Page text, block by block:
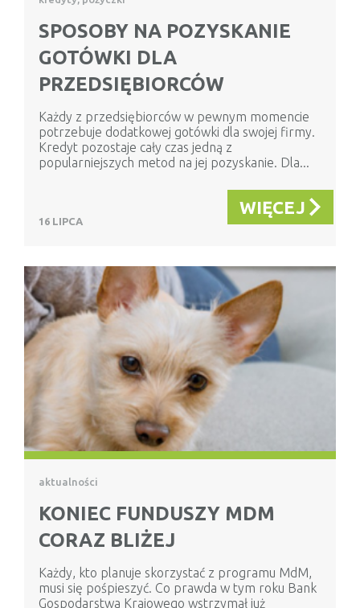
SPOSOBY NA POZYSKANIE
GOTÓWKI DLA
PRZEDSIĘBIORCÓW
Każdy z przedsiębiorców w pewnym momencie
potrzebuje dodatkowej gotówki dla swojej firmy.
Kredyt pozostaje cały czas jedną z
popularniejszych metod na jej pozyskanie. Dla...
16 LIPCA
WIĘCEJ
aktualności
KONIEC FUNDUSZY MDM
CORAZ BLIŻEJ
Każdy, kto planuje skorzystać z programu MdM,
musi się pośpieszyć. Co prawda w tym roku Bank
Gospodarstwa Krajowego wstrzymał już